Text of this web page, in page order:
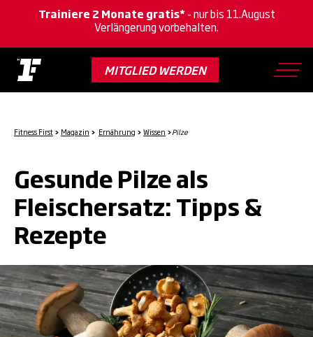
Skip
main
content
MITGLIED WERDEN
Trainiere 2 Monate gratis* - nur bis 11.August
Verlängerung vorbehalten.
Fitness First > Magazin > Ernährung > Wissen >Pilze
Gesunde Pilze als
Fleischersatz: Tipps &
Rezepte